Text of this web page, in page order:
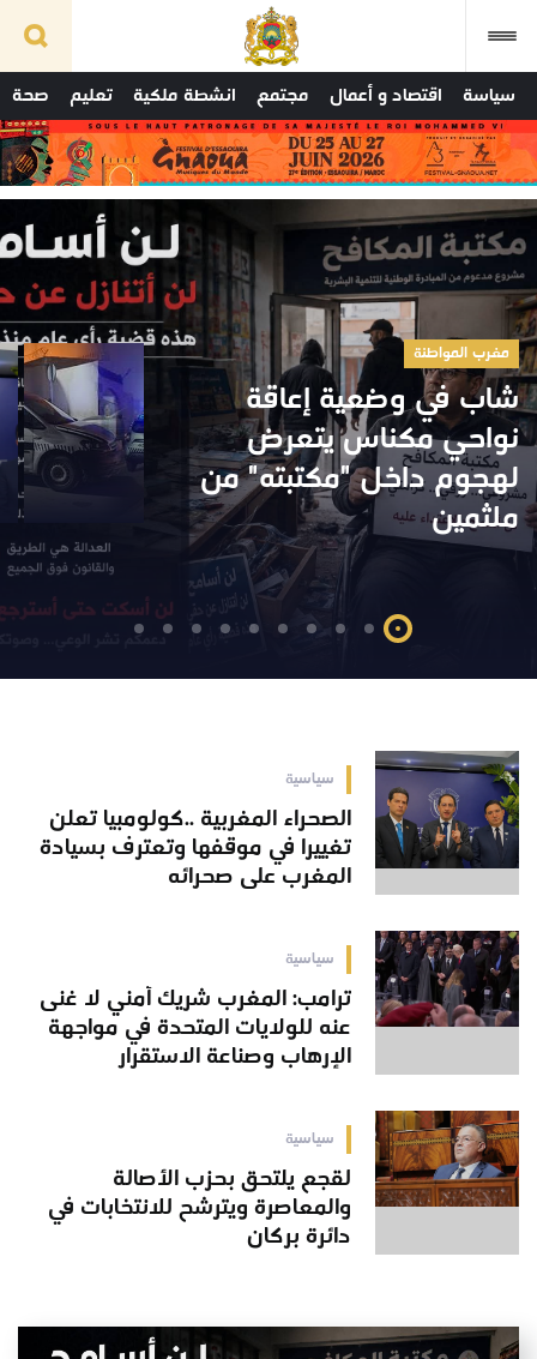
سياسة اقتصاد و أعمال مجتمع انشطة ملكية تعليم صحة
مغرب المواطنة
شاب في وضعية إعاقة
نواحي مكناس يتعرض
لهجوم داخل "مكتبته" من
ملثمين
سياسية
الصحراء المغربية ..كولومبيا تعلن
تغييرا في موقفها وتعترف بسيادة
المغرب على صحرائه
سياسية
ترامب: المغرب شريك أمني لا غنى
عنه للولايات المتحدة في مواجهة
الإرهاب وصناعة الاستقرار
سياسية
لقجع يلتحق بحزب الأصالة
والمعاصرة ويترشح للانتخابات في
دائرة بركان